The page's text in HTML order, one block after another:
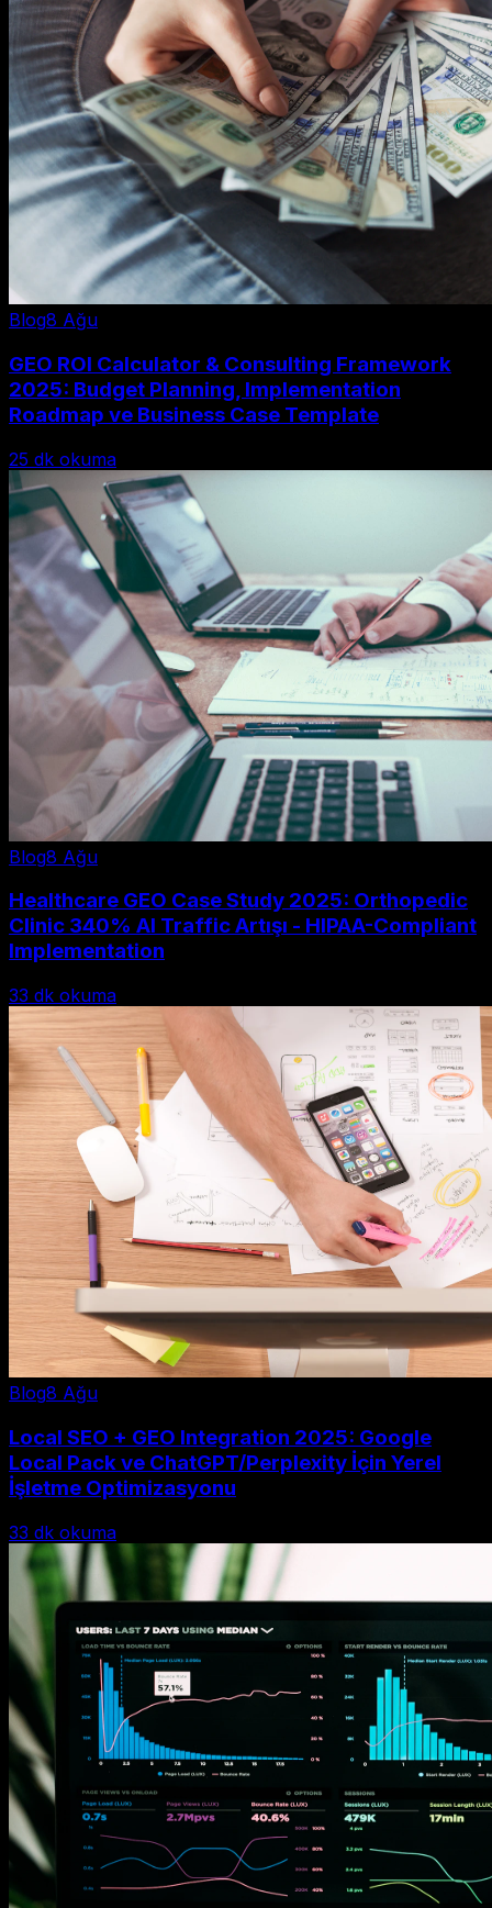
Blog8 Ağu
GEO ROI Calculator & Consulting Framework
2025: Budget Planning, Implementation
Roadmap ve Business Case Template
25 dk okuma
Blog8 Ağu
Healthcare GEO Case Study 2025: Orthopedic
Clinic 340% AI Traffic Artışı - HIPAA-Compliant
Implementation
33 dk okuma
Blog8 Ağu
Local SEO + GEO Integration 2025: Google
Local Pack ve ChatGPT/Perplexity İçin Yerel
İşletme Optimizasyonu
33 dk okuma